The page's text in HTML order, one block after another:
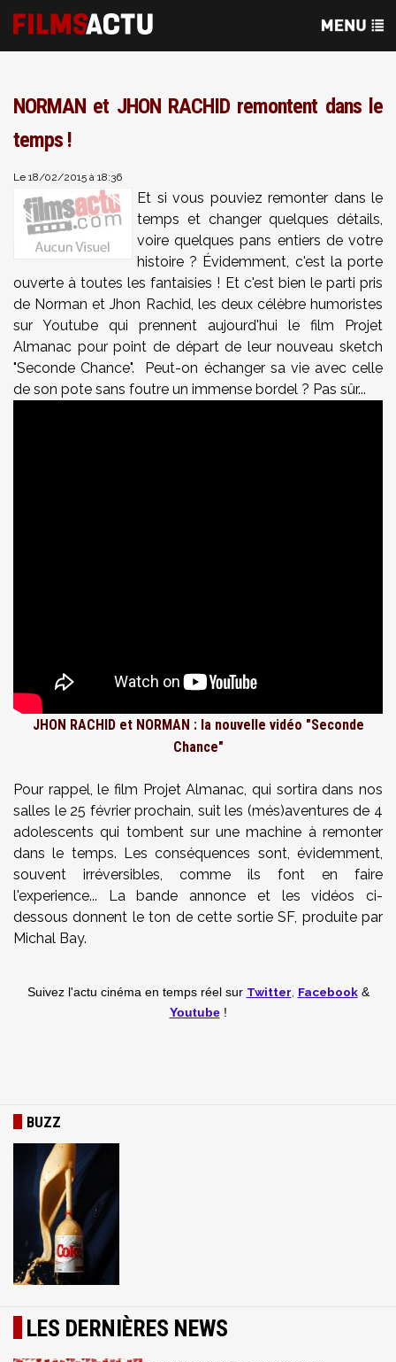
NORMAN et JHON RACHID remontent dans le
temps !
Le 18/02/2015 à 18:36
Et si vous pouviez remonter dans le
temps et changer quelques détails,
voire quelques pans entiers de votre
histoire ? Évidemment, c'est la porte
ouverte à toutes les fantaisies ! Et c'est bien le parti pris
de Norman et Jhon Rachid, les deux célèbre humoristes
sur Youtube qui prennent aujourd'hui le film Projet
Almanac pour point de départ de leur nouveau sketch
"Seconde Chance". Peut-on échanger sa vie avec celle
de son pote sans foutre un immense bordel ? Pas sûr...
JHON RACHID et NORMAN : la nouvelle vidéo "Seconde
Chance"
Pour rappel, le film Projet Almanac, qui sortira dans nos
salles le 25 février prochain, suit les (més)aventures de 4
adolescents qui tombent sur une machine à remonter
dans le temps. Les conséquences sont, évidemment,
souvent irréversibles, comme ils font en faire
l'experience... La bande annonce et les vidéos ci-
dessous donnent le ton de cette sortie SF, produite par
Michal Bay.
Suivez l'actu cinéma en temps réel sur Twitter Facebook&
Youtube!
BUZZ
LES DERNIÈRES NEWS